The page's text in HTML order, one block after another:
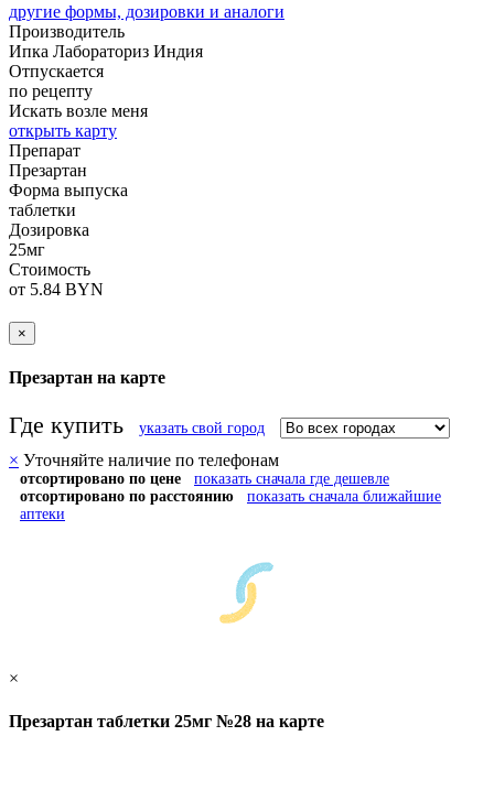
другие формы, дозировки и аналоги
Производитель
Ипка Лабораториз Индия
Отпускается
по рецепту
Искать возле меня
открыть карту
Препарат
Презартан
Форма выпуска
таблетки
Дозировка
25мг
Стоимость
от 5.84 BYN
×
Презартан на карте
Где купить указать свой город
× Уточняйте наличие по телефонам
отсортировано по цене
показать сначала где дешевле
отсортировано по расстоянию
показать сначала ближайшие
аптеки
×
Презартан таблетки 25мг №28 на карте